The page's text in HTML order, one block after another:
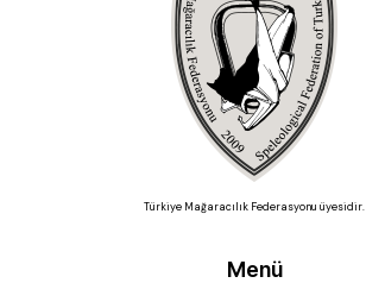
Türkiye Mağaracılık Federasyonu üyesidir.
Menü